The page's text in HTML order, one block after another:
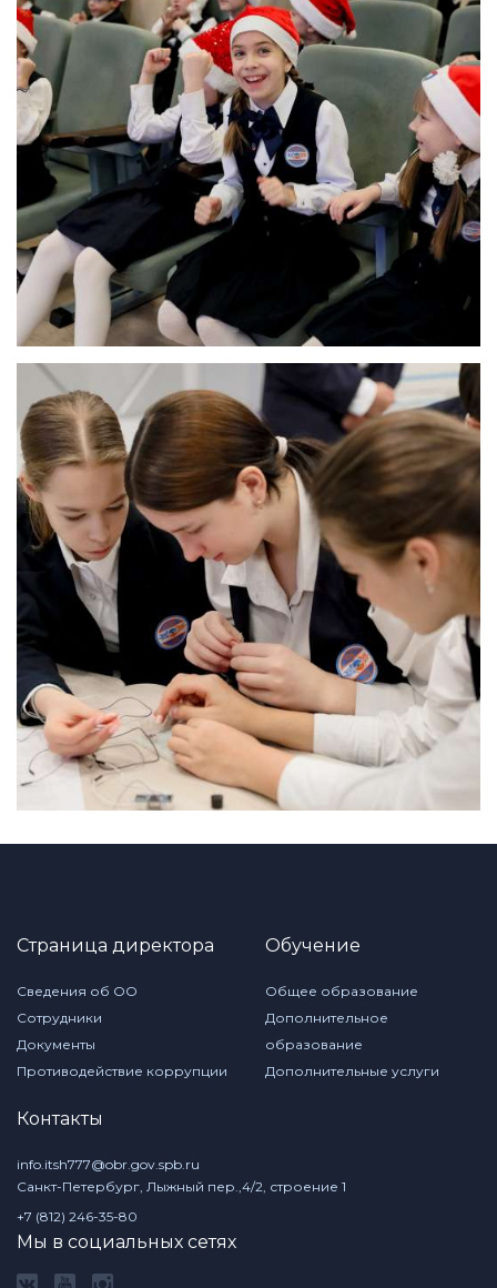
Страница директора
Сведения об ОО
Сотрудники
Документы
Противодействие коррупции
Обучение
Общее образование
Дополнительное
образование
Дополнительные услуги
Контакты
info.itsh777@obr.gov.spb.ru
Санкт-Петербург, Лыжный пер.,4/2, строение 1
+7 (812) 246-35-80
Мы в социальных сетях